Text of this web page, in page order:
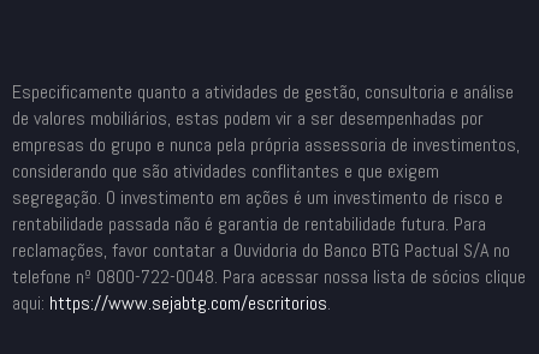
Especificamente quanto a atividades de gestão, consultoria e análise
de valores mobiliários, estas podem vir a ser desempenhadas por
empresas do grupo e nunca pela própria assessoria de investimentos,
considerando que são atividades conflitantes e que exigem
segregação. O investimento em ações é um investimento de risco e
rentabilidade passada não é garantia de rentabilidade futura. Para
reclamações, favor contatar a Ouvidoria do Banco BTG Pactual S/A no
telefone nº 0800-722-0048. Para acessar nossa lista de sócios clique
aqui: https://www.sejabtg.com/escritorios.